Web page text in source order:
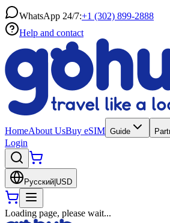
WhatsApp 24/7:+1 (302) 899-2888
Help and contact
HomeAbout UsBuy eSIM Guide
Login
Русский USD
Loading page, please wait...